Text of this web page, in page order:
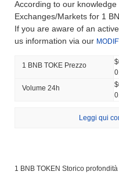
According to our
Exchanges/Markets for 1
If you are aware of an
us information via our
1 BNB TOKE Prezzo
Volume 24h
Leggi qui
1 BNB TOKEN Storico